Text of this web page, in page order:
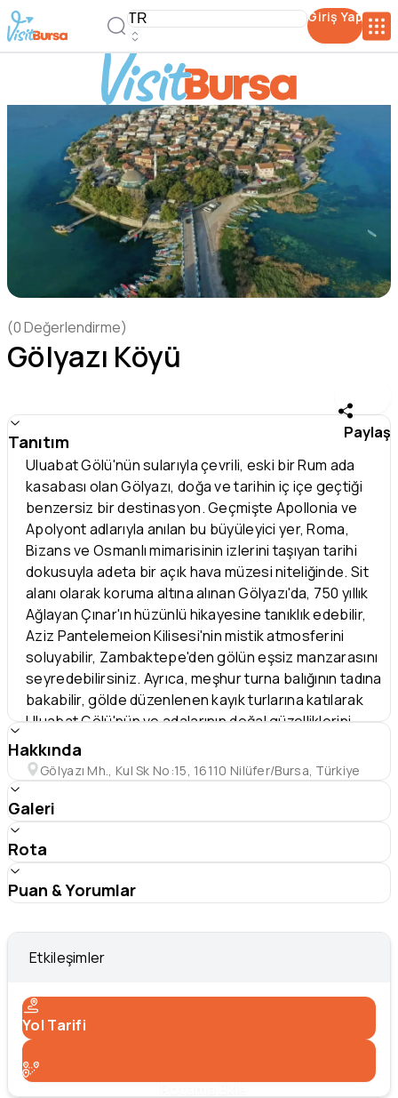
Giriş Yap
(0Değerlendirme)
Gölyazı Köyü
Paylaş
Tanıtım
Uluabat Gölü'nün sularıyla çevrili, eski bir Rum ada
kasabası olan Gölyazı, doğa ve tarihin iç içe geçtiği
benzersiz bir destinasyon. Geçmişte Apollonia ve
Apolyont adlarıyla anılan bu büyüleyici yer, Roma,
Bizans ve Osmanlı mimarisinin izlerini taşıyan tarihi
dokusuyla adeta bir açık hava müzesi niteliğinde. Sit
alanı olarak koruma altına alınan Gölyazı'da, 750 yıllık
Ağlayan Çınar'ın hüzünlü hikayesine tanıklık edebilir,
Aziz Pantelemeion Kilisesi'nin mistik atmosferini
soluyabilir, Zambaktepe'den gölün eşsiz manzarasını
seyredebilirsiniz. Ayrıca, meşhur turna balığının tadına
bakabilir, gölde düzenlenen kayık turlarına katılarak
Uluabat Gölü'nün ve adalarının doğal güzelliklerini
keşfedebilirsiniz. Gölyazı, ziyaretçilerine unutulmaz bir
deneyim sunuyor...
Hakkında
Gölyazı Mh., Kul Sk No:15, 16110 Nilüfer/Bursa, Türkiye
Galeri
Rota
Puan & Yorumlar
Etkileşimler
Yol Tarifi